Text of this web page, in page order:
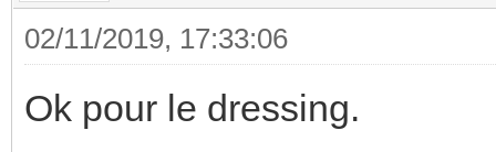
02/11/2019, 17:33:06
Ok pour le dressing.